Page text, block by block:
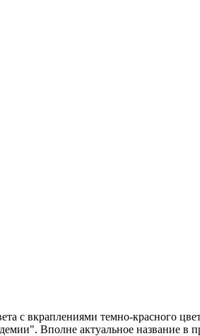
с вкраплениями темно-красного
Вполне актуальное название в